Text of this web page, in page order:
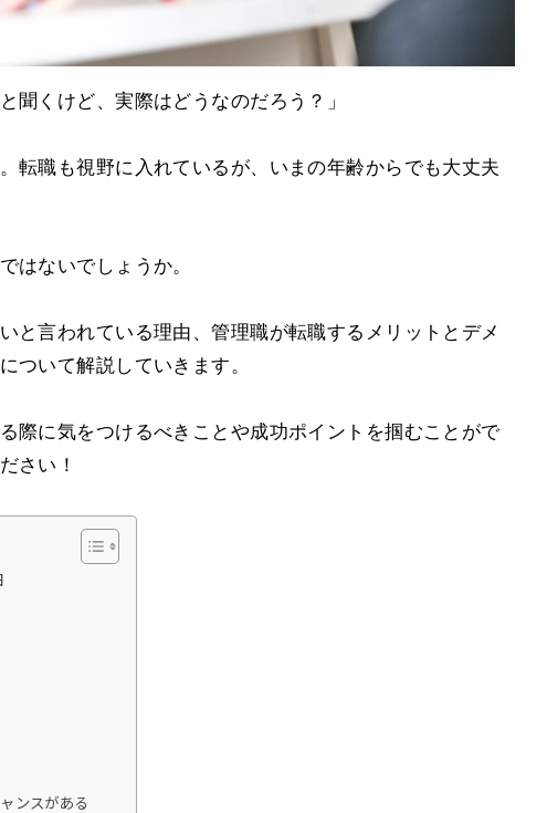
聞くけど、実際はどうなのだろう？」
転職も視野に入れているが、いまの年齢からでも大丈夫
はないでしょうか。
と言われている理由、管理職が転職するメリットとデメ
ついて解説していきます。
際に気をつけるべきことや成功ポイントを掴むことがで
さい！
ンスがある